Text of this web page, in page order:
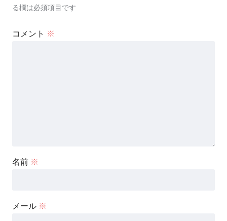
る欄は必須項目です
コメント ※
名前 ※
メール ※